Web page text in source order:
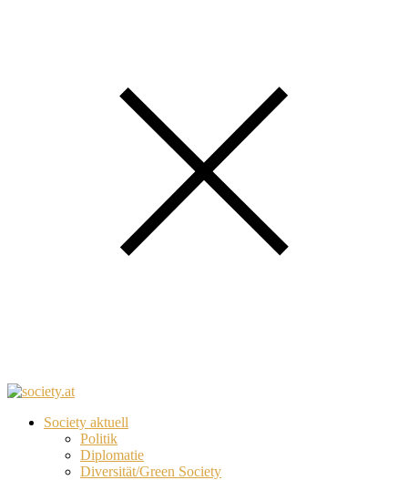
Society aktuell
Politik
Diplomatie
Diversität/Green Society